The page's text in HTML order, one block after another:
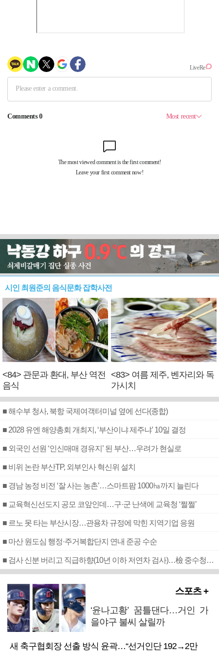
시인 최원준의 음식문화 잡학사전
<84> 관문과 환대, 부산 역전
음식
<83> 여름 제주, 벤자리와 독
가시치
■ 해수부 청사, 북항 국제여객터미널 옆에 선다(종합)
■ 2028 유엔 해양총회 개최지, ‘부산이냐 제주냐’ 10일 결정
■ 외국인 선원 ‘인신매매 경유지’ 된 부산…우려가 현실로
■ 비위 논란 부산TP, 외부인사 혁신위 설치
■ 경남 농정 비전 ‘잘 사는 농촌’…스마트팜 1000㏊까지 늘린다
■ 교육혁신선도지 공모 코앞인데…구·군 난색에 교육청 ‘쩔쩔’
■ 르노 못 타는 부산시장…관용차 규정에 막힌 지역기업 응원
■ 마산 원도심 행정·주거복합단지 연내 준공 수순
■ 검사 신분 버리고 직급하향(10년 이하 저연차 검사)…檢 중수청행 기피
스포츠 +
‘윤나고황’ 꿈틀댄다…거인 가
을야구 불씨 살릴까
새 축구협회장 선출 방식 윤곽…“선거인단 192→2만